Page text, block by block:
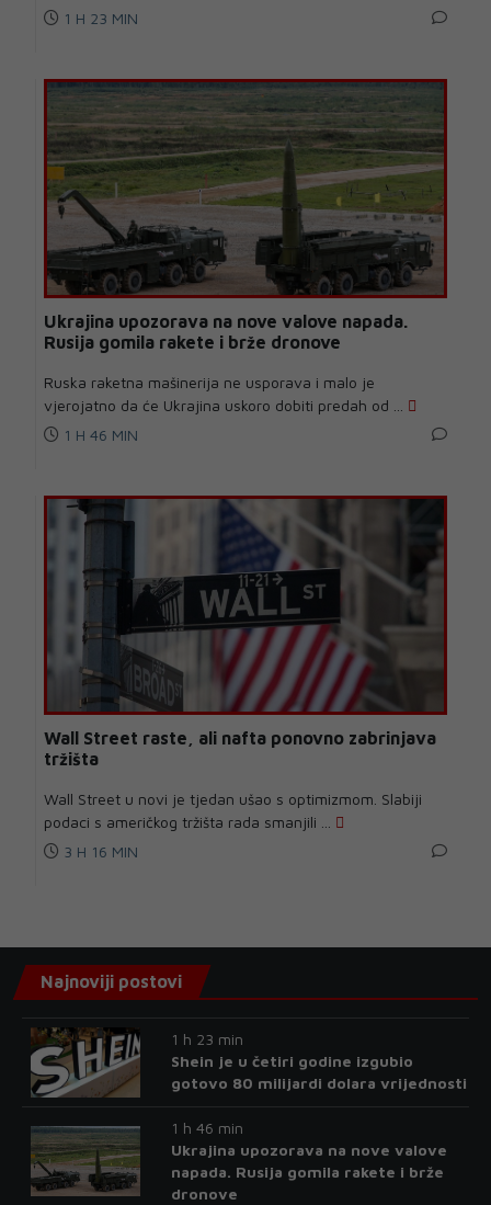
1 H 23 MIN
Ukrajina upozorava na nove valove napada.
Rusija gomila rakete i brže dronove
Ruska raketna mašinerija ne usporava i malo je
vjerojatno da će Ukrajina uskoro dobiti predah od ...
1 H 46 MIN
Wall Street raste, ali nafta ponovno zabrinjava
tržišta
Wall Street u novi je tjedan ušao s optimizmom. Slabiji
podaci s američkog tržišta rada smanjili ...
3 H 16 MIN
Najnoviji postovi
1 h 23 min
Shein je u četiri godine izgubio
gotovo 80 milijardi dolara vrijednosti
1 h 46 min
Ukrajina upozorava na nove valove
napada. Rusija gomila rakete i brže
dronove